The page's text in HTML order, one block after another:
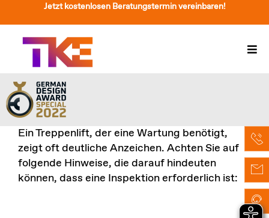
Inhalt
springen
Jetzt kostenlosen Beratungstermin vereinbaren!
Treppenlift
Preise
Service
Treppenliftberatung
Ein Treppenlift, der eine Wartung benötigt,
zeigt oft deutliche Anzeichen. Achten Sie auf
folgende Hinweise, die darauf hindeuten
können, dass eine Inspektion erforderlich ist: